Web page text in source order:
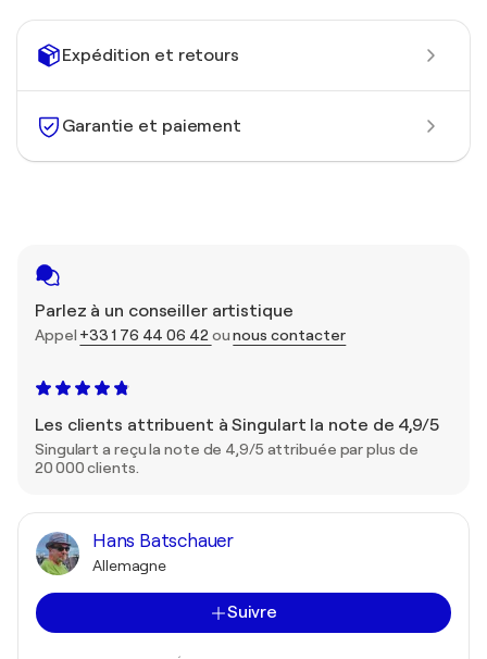
Expédition et retours
Garantie et paiement
Parlez à un conseiller artistique
Appel +33 1 76 44 06 42 ounous contacter
Les clients attribuent à Singulart la note de 4,9/5
Singulart a reçu la note de 4,9/5 attribuée par plus de
20 000 clients.
Hans Batschauer
Allemagne
Suivre